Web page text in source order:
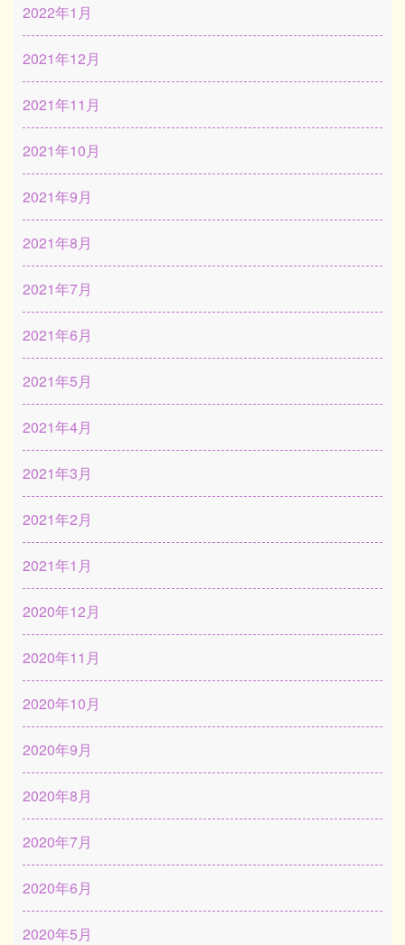
2022年1月
2021年12月
2021年11月
2021年10月
2021年9月
2021年8月
2021年7月
2021年6月
2021年5月
2021年4月
2021年3月
2021年2月
2021年1月
2020年12月
2020年11月
2020年10月
2020年9月
2020年8月
2020年7月
2020年6月
2020年5月